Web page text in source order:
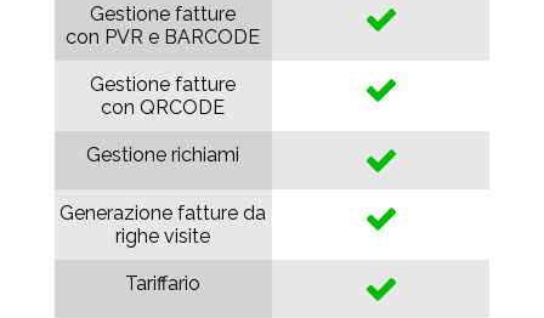
Gestione fatture
con PVR e BARCODE
Gestione fatture
con QRCODE
Gestione richiami
Generazione fatture da
righe visite
Tariffario